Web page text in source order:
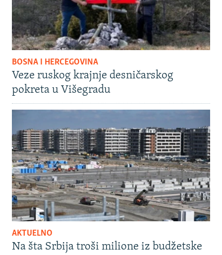
BOSNA I HERCEGOVINA
Veze ruskog krajnje desničarskog
pokreta u Višegradu
AKTUELNO
Na šta Srbija troši milione iz budžetske